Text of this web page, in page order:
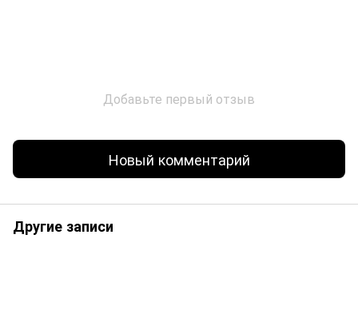
Добавьте первый отзыв
Новый комментарий
Другие записи